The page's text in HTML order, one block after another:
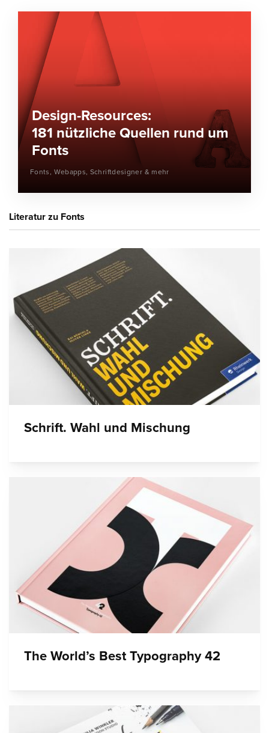
Design-Resources:
181 nützliche Quellen rund um
Fonts
Fonts, Webapps, Schriftdesigner & mehr
Literatur zu Fonts
Schrift. Wahl und Mischung
The World’s Best Typography 42